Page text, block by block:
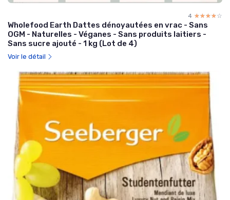
4 ☆☆☆☆☆
★★★★★
Wholefood Earth Dattes dénoyautées en vrac - Sans
OGM - Naturelles - Véganes - Sans produits laitiers -
Sans sucre ajouté - 1 kg (Lot de 4)
Voir le détail